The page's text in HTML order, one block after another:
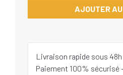
AJOUTER
Livraison rapide sous 48h
Paiement 100% sécurisé